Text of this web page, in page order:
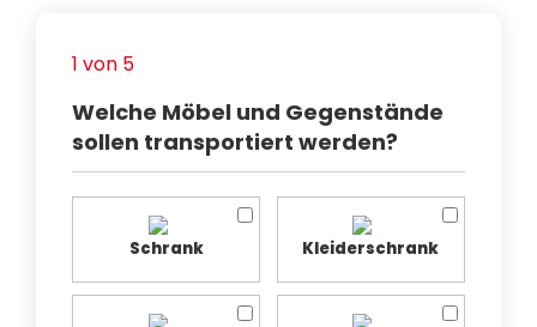
1 von 5
Welche Möbel und Gegenstände
sollen transportiert werden?
Schrank Kleiderschrank